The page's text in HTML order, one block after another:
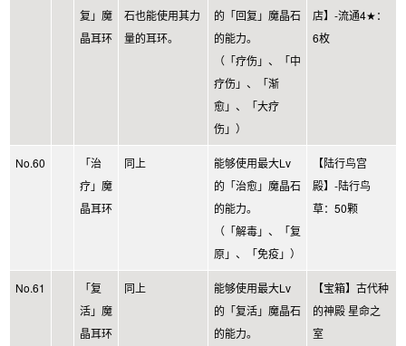
复」魔
晶耳环
石也能使用其力
量的耳环。
的「回复」魔晶石
的能力。
（「疗伤」、「中
疗伤」、「渐
愈」、「大疗
伤」）
店】-流通4★：
6枚
No.60
「治
疗」魔
晶耳环
同上
能够使用最大Lv
的「治愈」魔晶石
的能力。
（「解毒」、「复
原」、「免疫」）
【陆行鸟宫
殿】-陆行鸟
草：50颗
No.61
「复
活」魔
晶耳环
同上
能够使用最大Lv
的「复活」魔晶石
的能力。
【宝箱】古代种
的神殿 星命之
室